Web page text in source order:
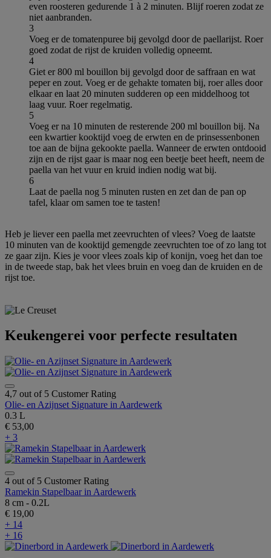
even roosteren gedurende 1 à 2 minuten. Blijf roeren zodat ze
niet aanbranden.
3
Voeg er de tomatenpuree bij gevolgd door de paellarijst. Roer
goed zodat de rijst de kruiden volledig opneemt.
4
Giet er 800 ml bouillon bij gevolgd door de saffraan en wat
peper en zout. Voeg er de gehakte tomaten bij, roer alles door
elkaar en laat 20 minuten sudderen op een middelhoog tot
laag vuur. Roer regelmatig.
5
Voeg er na 10 minuten de resterende 200 ml bouillon bij. Na
een kwartier kooktijd voeg de erwten en de prinsessenbonen
toe aan de bijna gekookte paella. Wanneer de erwten ontdooid
zijn en de rijst gaar is maar nog een beetje beet heeft, neem de
paella van het vuur en kruid indien nodig wat bij.
6
Laat de paella nog 5 minuten rusten en zet dan de pan op
tafel, klaar om samen toe te tasten!
Heb je liever een paella met zeevruchten of vlees? Voeg de laatste
10 minuten van de kooktijd gemengde zeevruchten toe of zo lang tot
ze gaar zijn. Kies je voor vlees zoals kip of konijn, voeg het dan toe
in de tweede stap, bak het vlees bruin en voeg dan de kruiden en de
rijst toe.
Keukengerei voor perfecte resultaten
4,7 out of 5 Customer Rating
Olie- en Azijnset Signature in Aardewerk
0.3 L
€ 53,00
+ 3
4 out of 5 Customer Rating
Ramekin Stapelbaar in Aardewerk
8 cm - 0.2L
€ 19,00
+ 14
+ 16